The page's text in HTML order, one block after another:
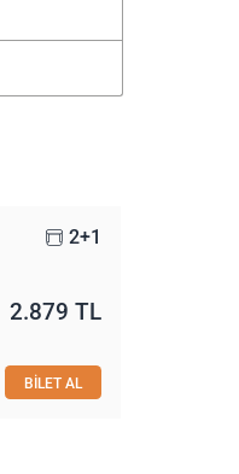
2+1
2.879 TL
BİLET AL